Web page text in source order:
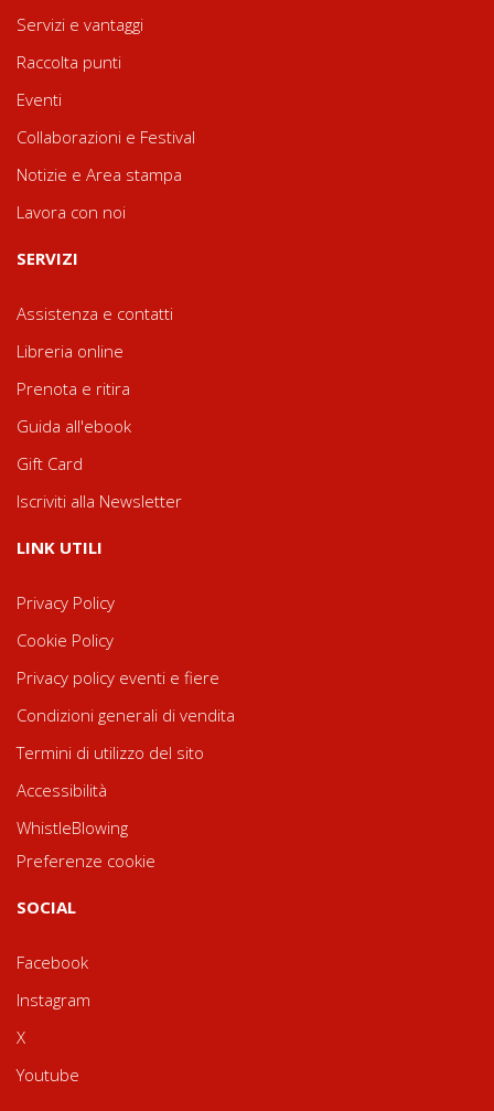
Servizi e vantaggi
Raccolta punti
Eventi
Collaborazioni e Festival
Notizie e Area stampa
Lavora con noi
SERVIZI
Assistenza e contatti
Libreria online
Prenota e ritira
Guida all'ebook
Gift Card
Iscriviti alla Newsletter
LINK UTILI
Privacy Policy
Cookie Policy
Privacy policy eventi e fiere
Condizioni generali di vendita
Termini di utilizzo del sito
Accessibilità
WhistleBlowing
Preferenze cookie
SOCIAL
Facebook
Instagram
X
Youtube